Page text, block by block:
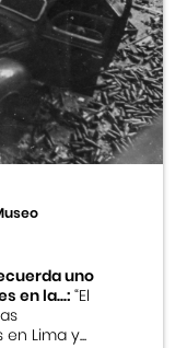
uno
en la...:“El
Lima y...